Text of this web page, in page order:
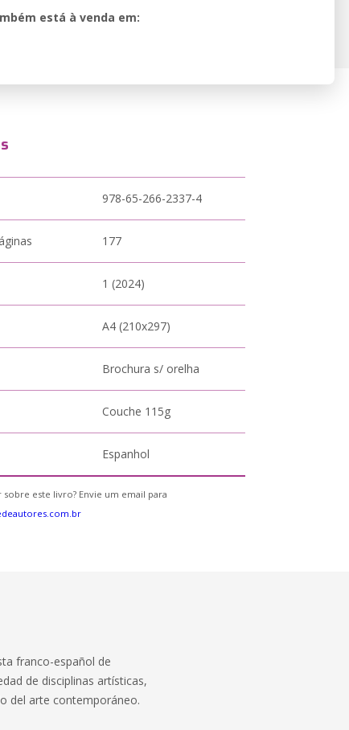
está à venda em:
978-65-266-2337-4
177
1 (2024)
A4 (210x297)
Brochura s/ orelha
Couche 115g
Espanhol
este livro? Envie um email para
franco-español de
de disciplinas artísticas,
del arte contemporáneo.